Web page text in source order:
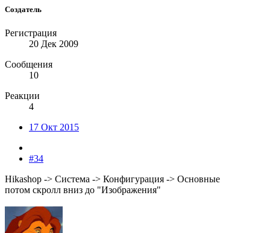
Создатель
Регистрация
20 Дек 2009
Сообщения
10
Реакции
4
17 Окт 2015
#34
Hikashop -> Система -> Конфигурация -> Основные
потом cкролл вниз до "Изображения"